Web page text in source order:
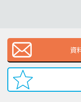
資